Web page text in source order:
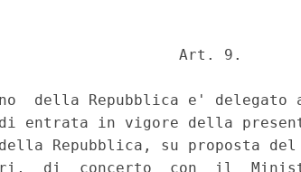
Art. 9.
della Repubblica e' delegato
entrata in vigore della
Repubblica, su proposta
di  concerto  con  il